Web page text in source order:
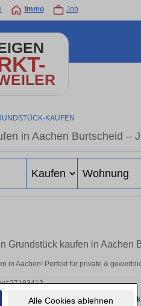
Alle Cookies ablehnen
Immo Job
KAUFEN
in Aachen Burtscheid –
Grundstück kaufen in Aachen
in Aachen! Perfekt für private &